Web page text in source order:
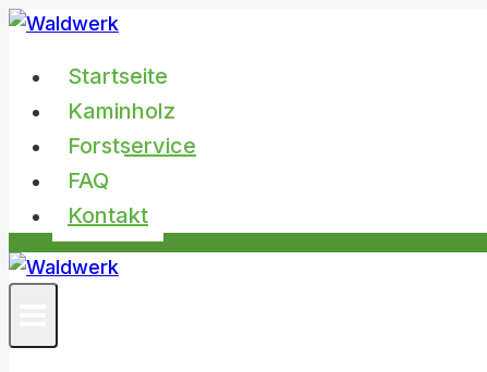
Zum
springenStartseite
Kaminholz
Forstservice
FAQ
Kontakt